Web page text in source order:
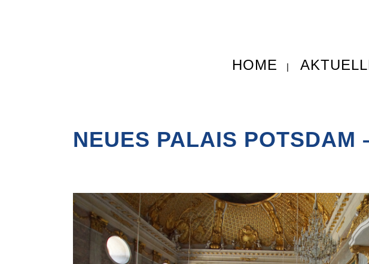
HOME
NEUES PALAIS POTSDAM